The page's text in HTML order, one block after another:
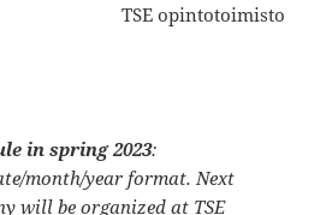
TSE opintotoimisto
in spring 2023:
month/year format. Next
will be organized at TSE